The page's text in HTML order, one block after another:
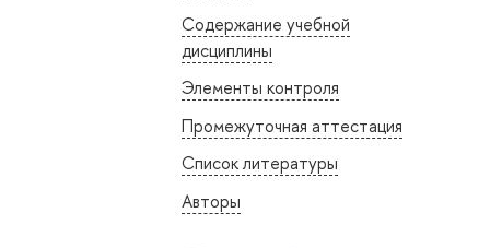
Содержание учебной
дисциплины
Элементы контроля
Промежуточная аттестация
Список литературы
Авторы